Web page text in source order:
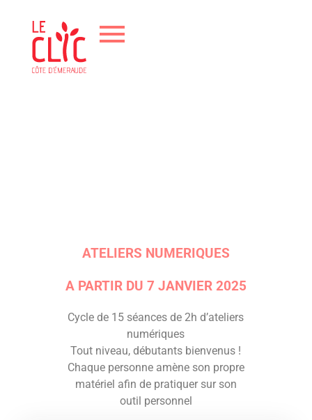
ATELIERS NUMERIQUES
A PARTIR DU 7 JANVIER 2025
Cycle de 15 séances de 2h d’ateliers
numériques
Tout niveau, débutants bienvenus !
Chaque personne amène son propre
matériel afin de pratiquer sur son
outil personnel